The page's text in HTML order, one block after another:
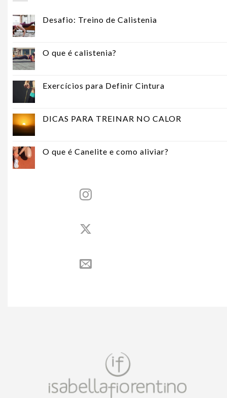
Desafio: Treino de Calistenia
O que é calistenia?
Exercícios para Definir Cintura
DICAS PARA TREINAR NO CALOR
O que é Canelite e como aliviar?